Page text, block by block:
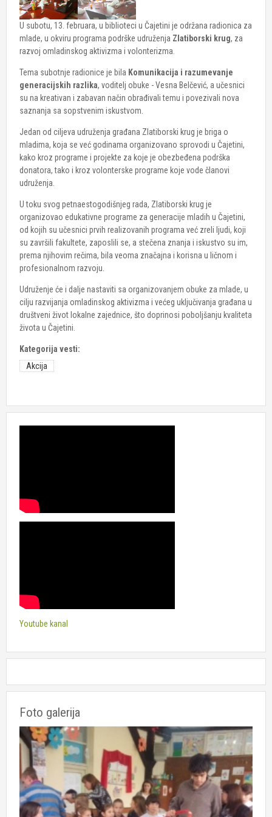
U subotu, 13. februara, u biblioteci u Čajetini je održana radionica za
mlade, u okviru programa podrške udruženja Zlatiborski krug, za
razvoj omladinskog aktivizma i volonterizma.
Tema subotnje radionice je bila Komunikacija i razumevanje
generacijskih razlika, voditelj obuke - Vesna Belčević, a učesnici
su na kreativan i zabavan način obrađivali temu i povezivali nova
saznanja sa sopstvenim iskustvom.
Jedan od ciljeva udruženja građana Zlatiborski krug je briga o
mladima, koja se već godinama organizovano sprovodi u Čajetini,
kako kroz programe i projekte za koje je obezbeđena podrška
donatora, tako i kroz volonterske programe koje vode članovi
udruženja.
U toku svog petnaestogodišnjeg rada, Zlatiborski krug je
organizovao edukativne programe za generacije mladih u Čajetini,
od kojih su učesnici prvih realizovanih programa već zreli ljudi, koji
su završili fakultete, zaposlili se, a stečena znanja i iskustvo su im,
prema njihovim rečima, bila veoma značajna i korisna u ličnom i
profesionalnom razvoju.
Udruženje će i dalje nastaviti sa organizovanjem obuke za mlade, u
cilju razvijanja omladinskog aktivizma i većeg uključivanja građana u
društveni život lokalne zajednice, što doprinosi poboljšanju kvaliteta
života u Čajetini.
Kategorija vesti:
Akcija
Youtube kanal
Foto galerija